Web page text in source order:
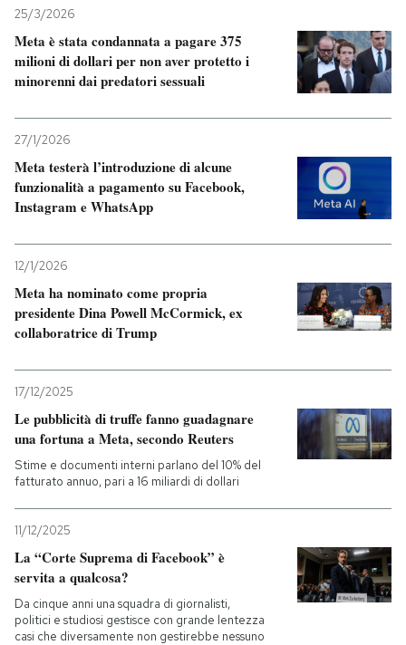
Cultura
Economia
Sport
Altrecose
Mondiali calcio 2026
NEWSLETTER
I MIEI PREFERITI
SHOP
CALENDARIO
AREA PERSONALE
Entra
25/3/2026
Meta è stata condannata a pagare 375
milioni di dollari per non aver protetto i
minorenni dai predatori sessuali
27/1/2026
Meta testerà l’introduzione di alcune
funzionalità a pagamento su Facebook,
Instagram e WhatsApp
12/1/2026
Meta ha nominato come propria
presidente Dina Powell McCormick, ex
collaboratrice di Trump
17/12/2025
Le pubblicità di truffe fanno guadagnare
una fortuna a Meta, secondo Reuters
Stime e documenti interni parlano del 10% del
fatturato annuo, pari a 16 miliardi di dollari
11/12/2025
La “Corte Suprema di Facebook” è
servita a qualcosa?
Da cinque anni una squadra di giornalisti,
politici e studiosi gestisce con grande lentezza
casi che diversamente non gestirebbe nessuno